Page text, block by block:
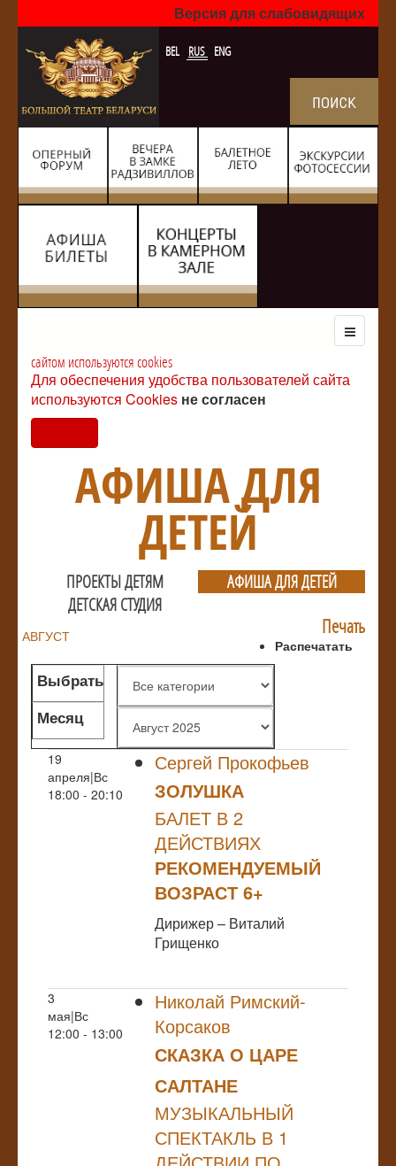
Версия для слабовидящих
BEL RUS ENG
сайтом используются cookies
Для обеспечения удобства пользователей сайта
используются Cookies не согласен
АФИША ДЛЯ
ДЕТЕЙ
ПРОЕКТЫ ДЕТЯМ
АФИША ДЛЯ ДЕТЕЙ
ДЕТСКАЯ СТУДИЯ
АВГУСТ
Выбрать
жанр
Месяц
Печать
Распечатать
19
апреля|Вс
18:00 - 20:10
Сергей Прокофьев
ЗОЛУШКА
БАЛЕТ В 2
ДЕЙСТВИЯХ
РЕКОМЕНДУЕМЫЙ
ВОЗРАСТ 6+
Дирижер – Виталий
Грищенко
3
мая|Вс
12:00 - 13:00
Николай Римский-
Корсаков
СКАЗКА О ЦАРЕ
САЛТАНЕ
МУЗЫКАЛЬНЫЙ
СПЕКТАКЛЬ В 1